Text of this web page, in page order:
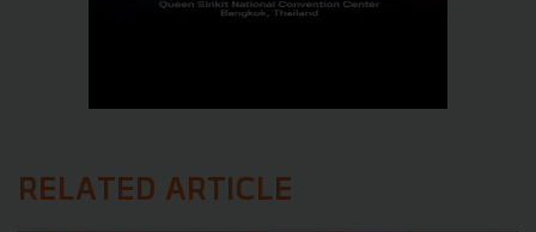
RELATED ARTICLE